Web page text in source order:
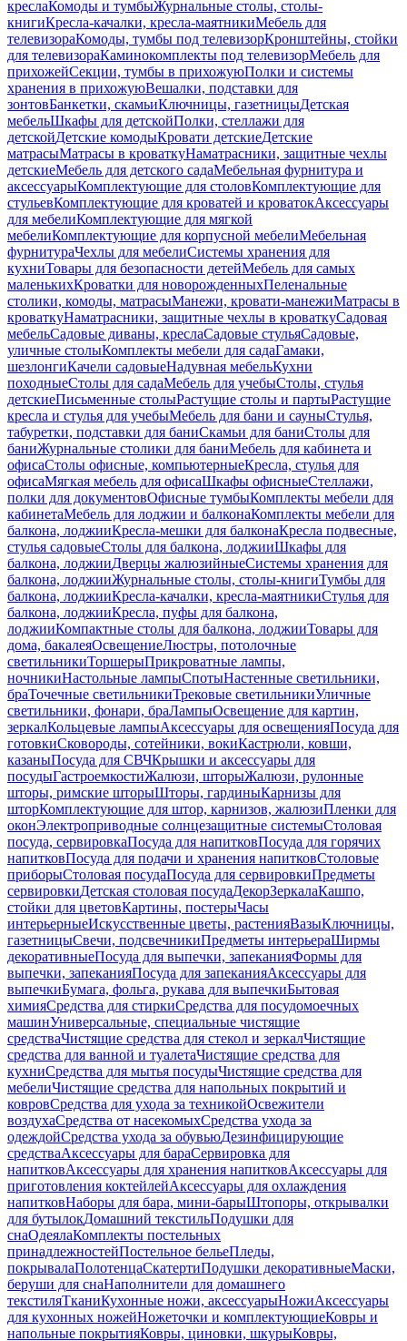
креслаКомоды и тумбыЖурнальные столы, столы-
книгиКресла-качалки, кресла-маятникиМебель для
телевизораКомоды, тумбы под телевизорКронштейны, стойки
для телевизораКаминокомплекты под телевизорМебель для
прихожейСекции, тумбы в прихожуюПолки и системы
хранения в прихожуюВешалки, подставки для
зонтовБанкетки, скамьиКлючницы, газетницыДетская
мебельШкафы для детскойПолки, стеллажи для
детскойДетские комодыКровати детскиеДетские
матрасыМатрасы в кроваткуНаматрасники, защитные чехлы
детскиеМебель для детского садаМебельная фурнитура и
аксессуарыКомплектующие для столовКомплектующие для
стульевКомплектующие для кроватей и кроватокАксессуары
для мебелиКомплектующие для мягкой
мебелиКомплектующие для корпусной мебелиМебельная
фурнитураЧехлы для мебелиСистемы хранения для
кухниТовары для безопасности детейМебель для самых
маленькихКроватки для новорожденныхПеленальные
столики, комоды, матрасыМанежи, кровати-манежиМатрасы в
кроваткуНаматрасники, защитные чехлы в кроваткуСадовая
мебельСадовые диваны, креслаСадовые стульяСадовые,
уличные столыКомплекты мебели для садаГамаки,
шезлонгиКачели садовыеНадувная мебельКухни
походныеСтолы для садаМебель для учебыСтолы, стулья
детскиеПисьменные столыРастущие столы и партыРастущие
кресла и стулья для учебыМебель для бани и сауныСтулья,
табуретки, подставки для баниСкамьи для баниСтолы для
баниЖурнальные столики для баниМебель для кабинета и
офисаСтолы офисные, компьютерныеКресла, стулья для
офисаМягкая мебель для офисаШкафы офисныеСтеллажи,
полки для документовОфисные тумбыКомплекты мебели для
кабинетаМебель для лоджии и балконаКомплекты мебели для
балкона, лоджииКресла-мешки для балконаКресла подвесные,
стулья садовыеСтолы для балкона, лоджииШкафы для
балкона, лоджииДверцы жалюзийныеСистемы хранения для
балкона, лоджииЖурнальные столы, столы-книгиТумбы для
балкона, лоджииКресла-качалки, кресла-маятникиСтулья для
балкона, лоджииКресла, пуфы для балкона,
лоджииКомпактные столы для балкона, лоджииТовары для
дома, бакалеяОсвещениеЛюстры, потолочные
светильникиТоршерыПрикроватные лампы,
ночникиНастольные лампыСпотыНастенные светильники,
браТочечные светильникиТрековые светильникиУличные
светильники, фонари, браЛампыОсвещение для картин,
зеркалКольцевые лампыАксессуары для освещенияПосуда для
готовкиСковороды, сотейники, вокиКастрюли, ковши,
казаныПосуда для СВЧКрышки и аксессуары для
посудыГастроемкостиЖалюзи, шторыЖалюзи, рулонные
шторы, римские шторыШторы, гардиныКарнизы для
шторКомплектующие для штор, карнизов, жалюзиПленки для
оконЭлектроприводные солнцезащитные системыСтоловая
посуда, сервировкаПосуда для напитковПосуда для горячих
напитковПосуда для подачи и хранения напитковСтоловые
приборыСтоловая посудаПосуда для сервировкиПредметы
сервировкиДетская столовая посудаДекорЗеркалаКашпо,
стойки для цветовКартины, постерыЧасы
интерьерныеИскусственные цветы, растенияВазыКлючницы,
газетницыСвечи, подсвечникиПредметы интерьераШирмы
декоративныеПосуда для выпечки, запеканияФормы для
выпечки, запеканияПосуда для запеканияАксессуары для
выпечкиБумага, фольга, рукава для выпечкиБытовая
химияСредства для стиркиСредства для посудомоечных
машинУниверсальные, специальные чистящие
средстваЧистящие средства для стекол и зеркалЧистящие
средства для ванной и туалетаЧистящие средства для
кухниСредства для мытья посудыЧистящие средства для
мебелиЧистящие средства для напольных покрытий и
ковровСредства для ухода за техникойОсвежители
воздухаСредства от насекомыхСредства ухода за
одеждойСредства ухода за обувьюДезинфицирующие
средстваАксессуары для бараСервировка для
напитковАксессуары для хранения напитковАксессуары для
приготовления коктейлейАксессуары для охлаждения
напитковНаборы для бара, мини-барыШтопоры, открывалки
для бутылокДомашний текстильПодушки для
снаОдеялаКомплекты постельных
принадлежностейПостельное бельеПледы,
покрывалаПолотенцаСкатертиПодушки декоративныеМаски,
беруши для снаНаполнители для домашнего
текстиляТканиКухонные ножи, аксессуарыНожиАксессуары
для кухонных ножейНожеточки и комплектующиеКовры и
напольные покрытияКовры, циновки, шкурыКовры,